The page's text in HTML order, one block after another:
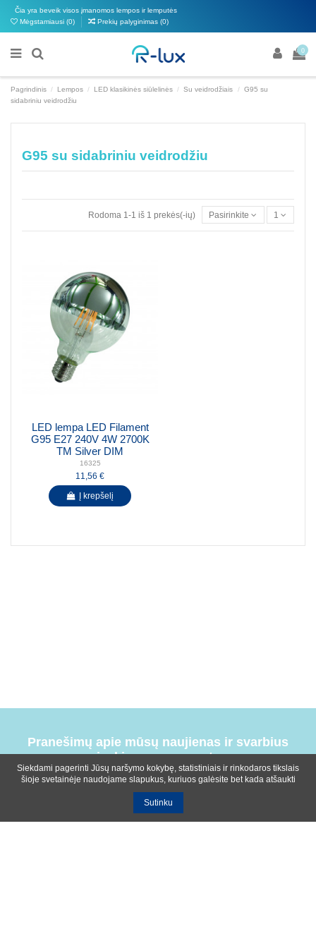
Čia yra beveik visos įmanomos lempos ir lemputės
Mėgstamiausi (0) Prekių palyginimas (0)
0
Pagrindinis Lempos LED klasikinės siūlelinės Su veidrodžiais
G95 su
sidabriniu veidrodžiu
G95 su sidabriniu veidrodžiu
Rodoma 1-1 iš 1 prekės(-ių) Pasirinkite 1
LED lempa LED Filament
G95 E27 240V 4W 2700K
TM Silver DIM
16325
11,56 €
Į krepšelį
Pranešimų apie mūsų naujienas ir svarbius
įvykius prenumerata
Siekdami pagerinti Jūsų naršymo kokybę, statistiniais ir rinkodaros tikslais
šioje svetainėje naudojame slapukus, kuriuos galėsite bet kada atšaukti
Sutinku